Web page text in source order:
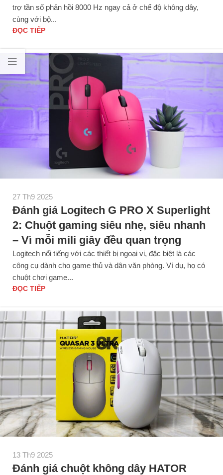
trợ tần số phản hồi 8000 Hz ngay cả ở chế độ không dây,
cùng với bộ...
ĐỌC TIẾP
27 Th9 2025
Đánh giá Logitech G PRO X Superlight
2: Chuột gaming siêu nhẹ, siêu nhanh
– Vì mỗi mili giây đều quan trọng
Logitech nổi tiếng với các thiết bị ngoại vi, đặc biệt là các
công cụ dành cho game thủ và dân văn phòng. Ví dụ, họ có
chuột chơi game...
ĐỌC TIẾP
13 Th9 2025
Đánh giá chuột không dây HATOR